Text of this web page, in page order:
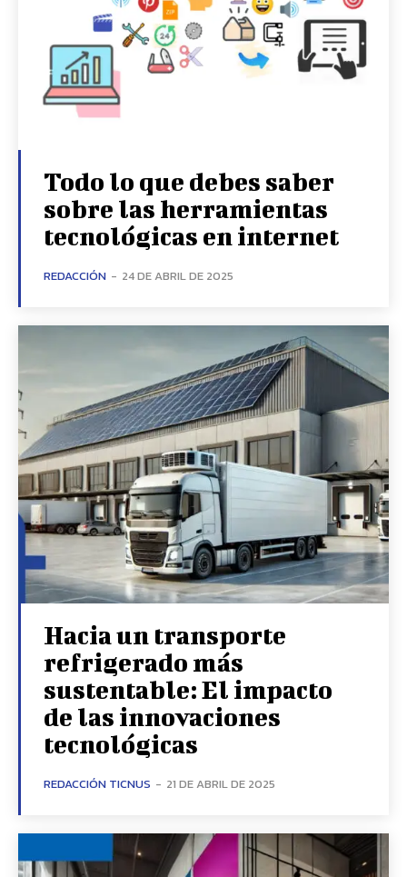
Todo lo que debes saber
sobre las herramientas
tecnológicas en internet
REDACCIÓN - 24 DE ABRIL DE 2025
Hacia un transporte
refrigerado más
sustentable: El impacto
de las innovaciones
tecnológicas
REDACCIÓN TICNUS - 21 DE ABRIL DE 2025